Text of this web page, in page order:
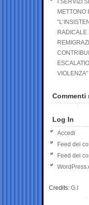
I SERVIZI
METTONO
RADICALE
VIOLENZA”
Commenti
Log In
Accedi
Feed dei
Feed dei
Credits: G.I